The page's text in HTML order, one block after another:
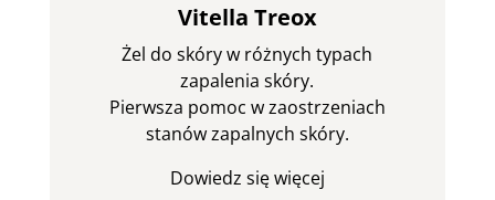
Vitella Treox
Żel do skóry w różnych typach
zapalenia skóry.
Pierwsza pomoc w zaostrzeniach
stanów zapalnych skóry.
Dowiedz się więcej